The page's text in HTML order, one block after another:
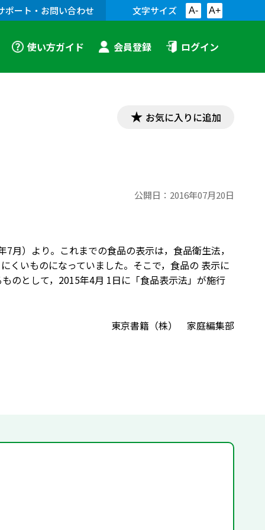
ポート・お問い合わせ 文字サイズ A- A+
使い方ガイド 会員登録 ログイン
お気に入りに追加
公開日： 2016年07月20日
月）より。これまでの食品の表示は，食品衛生法，
くいものになっていました。そこで，食品の 表示に
のとして，2015年4月 1日に「食品表示法」が施行
東京書籍（株） 家庭編集部